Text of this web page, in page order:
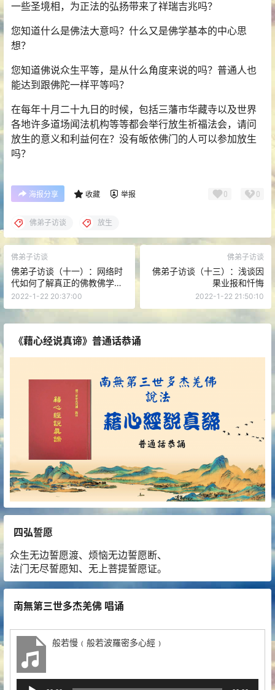
一些圣境相，为正法的弘扬带来了祥瑞吉兆吗？
您知道什么是佛法大意吗？什么又是佛学基本的中心思
想？
您知道佛说众生平等，是从什么角度来说的吗？普通人也
能达到跟佛陀一样平等吗？
在每年十月二十九日的时候，包括三藩市华藏寺以及世界
各地许多道场闻法机构等等都会举行放生祈福法会，请问
放生的意义和利益何在？没有皈依佛门的人可以参加放生
吗？
海报分享 收藏 举报 0 0
佛弟子访谈 放生
佛弟子访谈
佛弟子访谈（十一）：网络时
代如何了解真正的佛教佛学？
浅谈福慧双修的「福」与
「慧」
2022-1-22 20:37:00
佛弟子访谈
佛弟子访谈（十三）：浅谈因
果业报和忏悔
2022-1-22 21:50:10
《藉心经说真谛》普通话恭诵
四弘誓愿
众生无边誓愿渡、烦恼无边誓愿断、
法门无尽誓愿知、无上菩提誓愿证。
南無第三世多杰羌佛 唱诵
般若慢﹙般若波羅密多心經﹚